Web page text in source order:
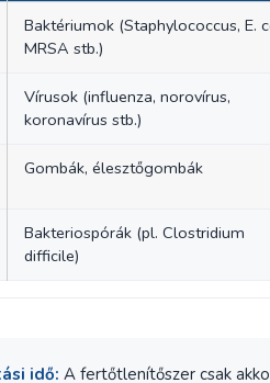
Baktériumok (Staphylococcus, E.
MRSA stb.)
Vírusok (influenza, norovírus,
koronavírus stb.)
Gombák, élesztőgombák
Bakteriospórák (pl. Clostridium
difficile)
idő: A fertőtlenítőszer csak